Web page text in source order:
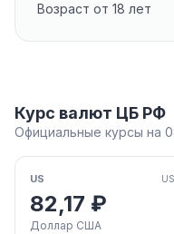
Возраст от 18 лет
Курс валют ЦБ РФ
Официальные курсы на
US
82,17 ₽
Доллар США